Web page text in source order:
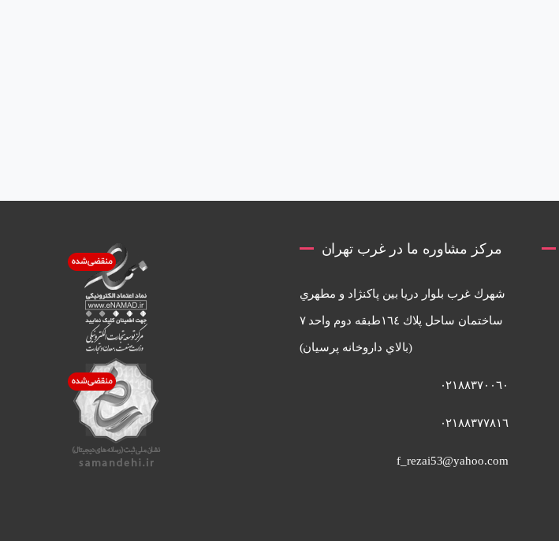
مرکز مشاوره ما در غرب تهران
شهرك غرب بلوار دريا بين پاكنژاد و مطهري
ساختمان ساحل پلاك ١٦٤طبقه دوم واحد ٧
(بالاي داروخانه پرسيان)
٠٢١٨٨٣٧٠٠٦٠
٠٢١٨٨٣٧٧٨١٦
f_rezai53@yahoo.com